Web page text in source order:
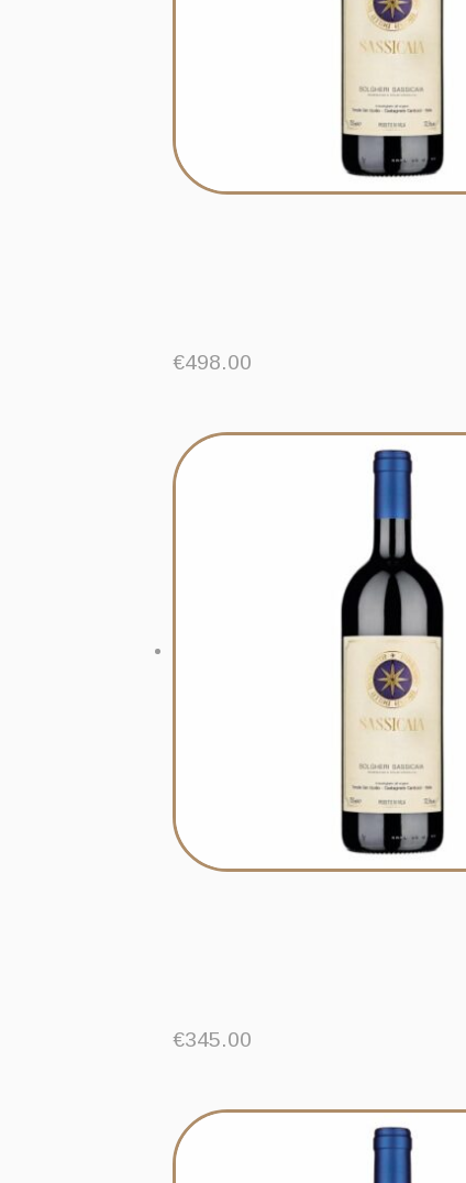
€498.00
€345.00